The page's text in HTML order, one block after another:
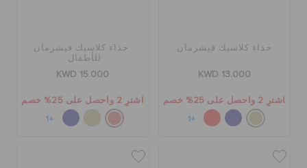
حذاء كلاسيك فيشرمان
KWD 13.000
اشترِ 2 واحصل على 25% خصم
+1
حذاء كلاسيك فيشرمان
للأطفال
KWD 15.000
اشترِ 2 واحصل على 25% خصم
+1